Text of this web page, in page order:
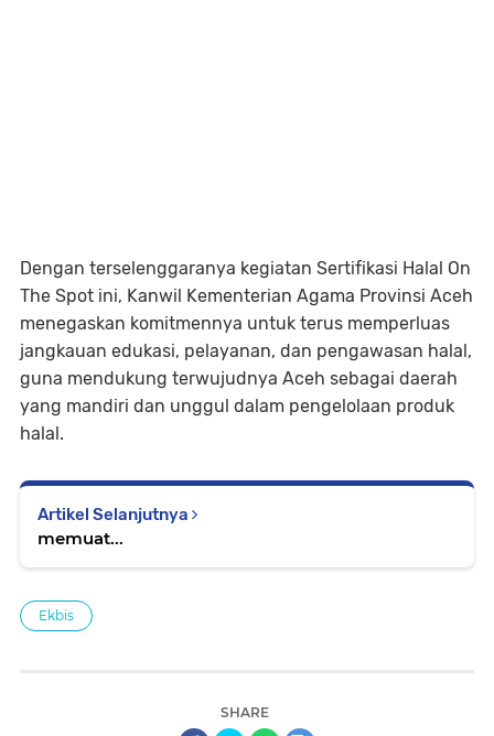
Dengan terselenggaranya kegiatan Sertifikasi Halal On
The Spot ini, Kanwil Kementerian Agama Provinsi Aceh
menegaskan komitmennya untuk terus memperluas
jangkauan edukasi, pelayanan, dan pengawasan halal,
guna mendukung terwujudnya Aceh sebagai daerah
yang mandiri dan unggul dalam pengelolaan produk
halal.
Artikel Selanjutnya
memuat...
Ekbis
SHARE